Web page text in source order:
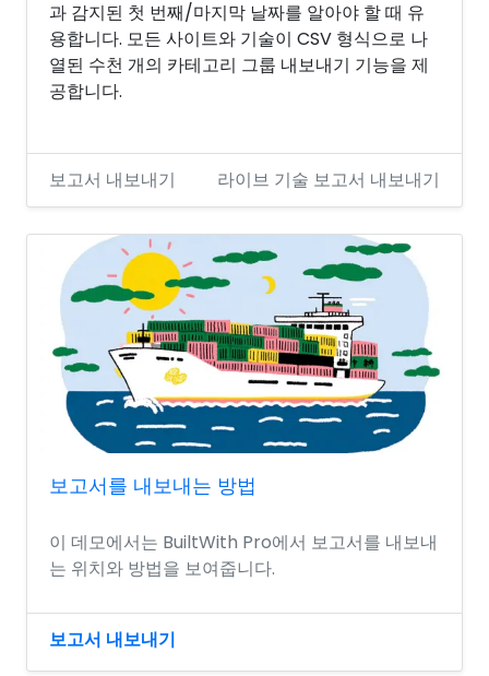
과 감지된 첫 번째/마지막 날짜를 알아야 할 때 유
용합니다. 모든 사이트와 기술이 CSV 형식으로 나
열된 수천 개의 카테고리 그룹 내보내기 기능을 제
공합니다.
보고서 내보내기 라이브 기술 보고서 내보내기
보고서를 내보내는 방법
이 데모에서는 BuiltWith Pro에서 보고서를 내보내
는 위치와 방법을 보여줍니다.
보고서 내보내기